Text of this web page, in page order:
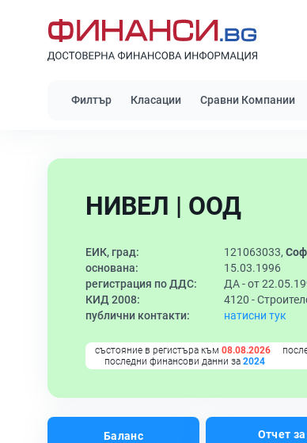
Филтър Класации Сравни Компании
НИВЕЛ | ООД
ЕИК, град: 121063033,
основана:
15.03.1996
регистрация по ДДС:
ДА - от
КИД 2008:
4120 -
публични контакти:
натисни тук
състояние в регистъра към 08.08.2026
последни финансови данни за 2024
Баланс
Отчет за